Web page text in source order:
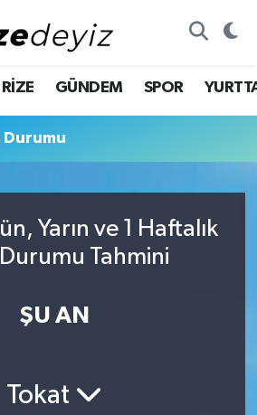
RİZE GÜNDEM SPOR
Durumu
Yarın ve 1 Haftalık
Tahmini
ŞU AN
Tokat
Haritası